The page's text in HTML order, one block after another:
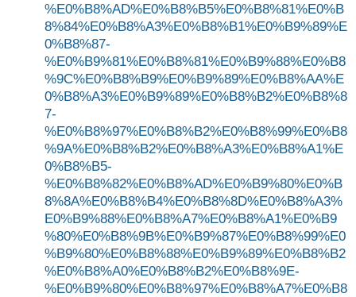
%E0%B8%AD%E0%B8%B5%E0%B8%81%E0%B
8%84%E0%B8%A3%E0%B8%B1%E0%B9%89%E
0%B8%87-
%E0%B9%81%E0%B8%81%E0%B9%88%E0%B8
%9C%E0%B8%B9%E0%B9%89%E0%B8%AA%E
0%B8%A3%E0%B9%89%E0%B8%B2%E0%B8%8
7-
%E0%B8%97%E0%B8%B2%E0%B8%99%E0%B8
%9A%E0%B8%B2%E0%B8%A3%E0%B8%A1%E
0%B8%B5-
%E0%B8%82%E0%B8%AD%E0%B9%80%E0%B
8%8A%E0%B8%B4%E0%B8%8D%E0%B8%A3%
E0%B9%88%E0%B8%A7%E0%B8%A1%E0%B9
%80%E0%B8%9B%E0%B9%87%E0%B8%99%E0
%B9%80%E0%B8%88%E0%B9%89%E0%B8%B2
%E0%B8%A0%E0%B8%B2%E0%B8%9E-
%E0%B9%80%E0%B8%97%E0%B8%A7%E0%B8